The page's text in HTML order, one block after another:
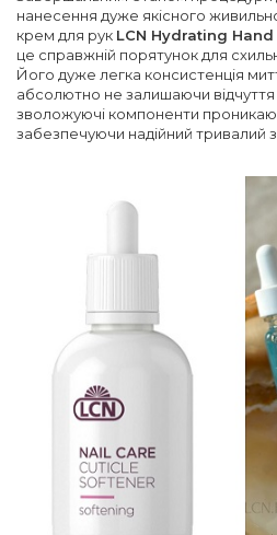
нанесення дуже якісного
крем для рук LCN Hydrating
це справжній порятунок для
Його дуже легка консистенція
абсолютно не залишаючи відчуття
зволожуючі компоненти
забезпечуючи надійний тривалий